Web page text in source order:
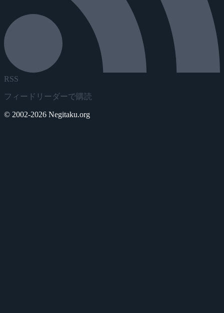
RSS
フィードリーダーで購読
© 2002-2026 Negitaku.org